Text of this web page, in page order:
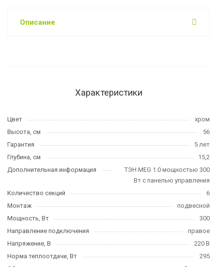
Описание
Характеристики
Цвет
хром
Высота, см
56
Гарантия
5 лет
Глубина, см
15,2
Дополнительная информация
ТЭН MEG 1.0 мощностью 300
Вт с панелью управления
Количество секций
6
Монтаж
подвесной
Мощность, Вт
300
Направление подключения
правое
Напряжение, В
220 В
Норма теплоотдачи, Вт
295